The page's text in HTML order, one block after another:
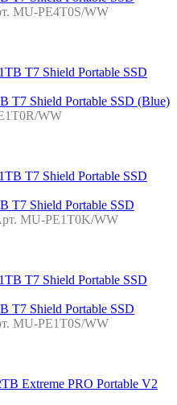
MU-PE4T0S/WW
T7 Shield Portable SSD (Blue)
WW
T7 Shield Portable SSD
MU-PE1T0K/WW
T7 Shield Portable SSD
MU-PE1T0S/WW